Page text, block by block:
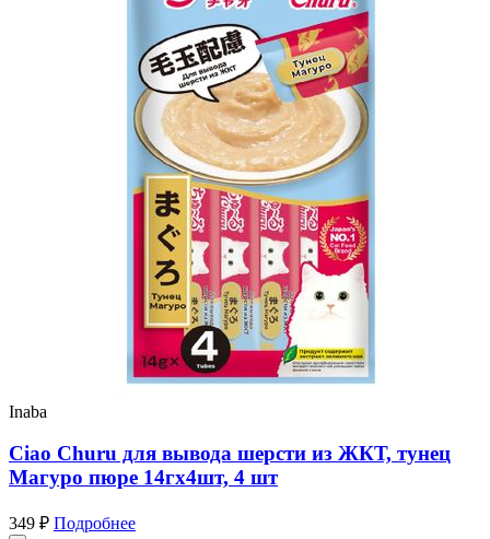
Inaba
Ciao Churu для вывода шерсти из ЖКТ, тунец
Магуро пюре 14гх4шт, 4 шт
349 ₽ Подробнее